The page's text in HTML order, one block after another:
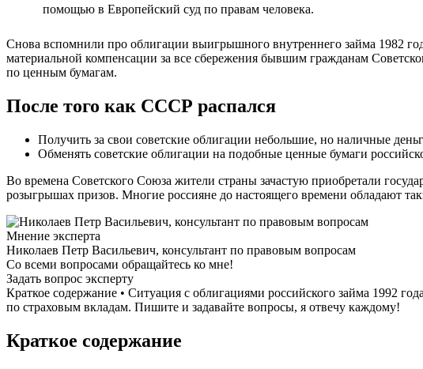
помощью в Европейский суд по правам человека.
Снова вспомнили про облигации выигрышного внутреннего займа 1982
материальной компенсации за все сбережения бывшим гражданам
по ценным бумагам.
После того как СССР распался
Получить за свои советские облигации небольшие, но наличные
Обменять советские облигации на подобные ценные бумаги
Во времена Советского Союза жители страны зачастую приобретали
розыгрышах призов. Многие россияне до настоящего времени обладают
Мнение эксперта
Николаев Петр Васильевич, консультант по правовым вопросам
Со всеми вопросами обращайтесь ко мне!
Задать вопрос эксперту
Краткое содержание • Ситуация с облигациями российского займа 1992
по страховым вкладам. Пишите и задавайте вопросы, я отвечу каждому!
Краткое содержание